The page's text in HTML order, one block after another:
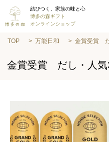
結びつく、家族の味と心
博多の森ギフト
オンラインショップ
TOP 万能日和 金賞受賞
金賞受賞 だし・人気